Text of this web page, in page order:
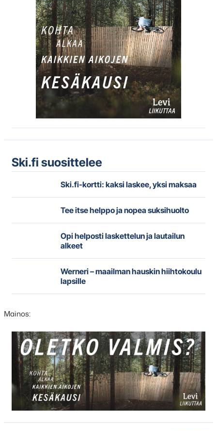
Ski.fi suosittelee
Ski.fi-kortti: kaksi laskee, yksi maksaa
Tee itse helppo ja nopea suksihuolto
Opi helposti laskettelun ja lautailun
alkeet
Werneri – maailman hauskin hiihtokoulu
lapsille
Mainos:
Hyppää
karusellisisällön
yli
seuraavaan
sisältöön